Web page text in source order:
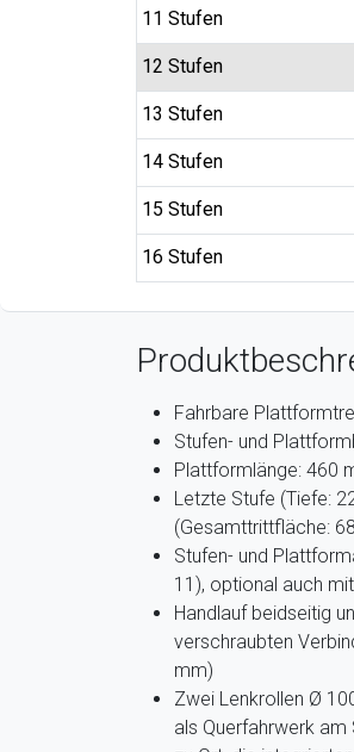
11 Stufen
12 Stufen
13 Stufen
14 Stufen
15 Stufen
16 Stufen
Fahrbare
Stufen- und
Plattformlänge: 460
Letzte Stufe (Tiefe:
(Gesamttrittfläche:
Stufen- und
11), optional auch
Handlauf beidseitig
verschraubten
mm)
Zwei Lenkrollen Ø
als Querfahrwerk